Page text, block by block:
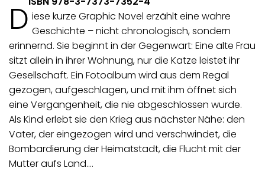
D iese kurze Graphic Novel erzählt eine wahre
Geschichte – nicht chronologisch, sondern
erinnernd. Sie beginnt in der Gegenwart: Eine alte Frau
sitzt allein in ihrer Wohnung, nur die Katze leistet ihr
Gesellschaft. Ein Fotoalbum wird aus dem Regal
gezogen, aufgeschlagen, und mit ihm öffnet sich
eine Vergangenheit, die nie abgeschlossen wurde.
Als Kind erlebt sie den Krieg aus nächster Nähe: den
Vater, der eingezogen wird und verschwindet, die
Bombardierung der Heimatstadt, die Flucht mit der
Mutter aufs Land.…